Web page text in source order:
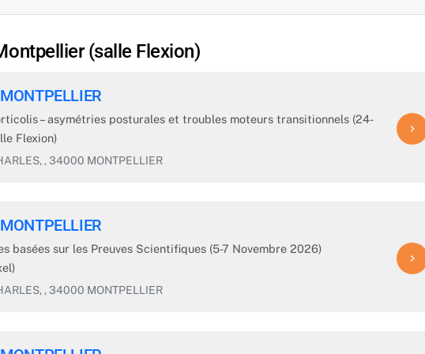
(salle Flexion)
– asymétries posturales et troubles moteurs transitionnels (24-
Flexion)
, 34000 MONTPELLIER
navigate_next
basées sur les Preuves Scientifiques (5-7 Novembre 2026)
, 34000 MONTPELLIER
navigate_next